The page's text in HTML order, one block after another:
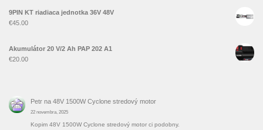
9PIN KT riadiaca jednotka 36V 48V
€45.00
Akumulátor 20 V/2 Ah PAP 202 A1
€20.00
Petrna 48V 1500W Cyclone stredový motor
22 novembra, 2025
Kopim 48V 1500W Cyclone stredový motor ci podobny.